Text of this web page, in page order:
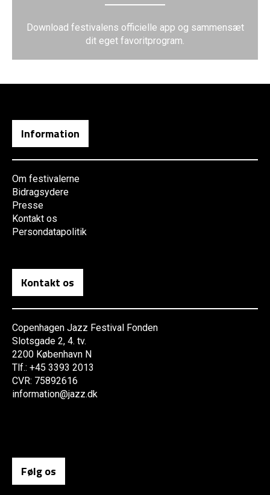
Download festivalens officielle app og sammensæt
dit eget favoritprogram.
Information
Om festivalerne
Bidragsydere
Presse
Kontakt os
Persondatapolitik
Kontakt os
Copenhagen Jazz Festival Fonden
Slotsgade 2, 4. tv.
2200 København N
Tlf.: +45 3393 2013
CVR: 75892616
information@jazz.dk
Følg os